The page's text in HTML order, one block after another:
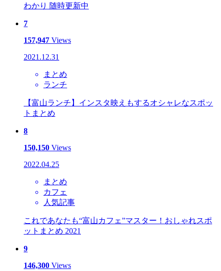
わかり 随時更新中
7
157,947 Views
2021.12.31
まとめ
ランチ
【富山ランチ】インスタ映えもするオシャレなスポッ
トまとめ
8
150,150 Views
2022.04.25
まとめ
カフェ
人気記事
これであなたも“富山カフェ”マスター！おしゃれスポ
ットまとめ 2021
9
146,300 Views